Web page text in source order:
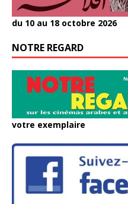
du 10 au 18 octobre 2026
NOTRE REGARD
votre exemplaire